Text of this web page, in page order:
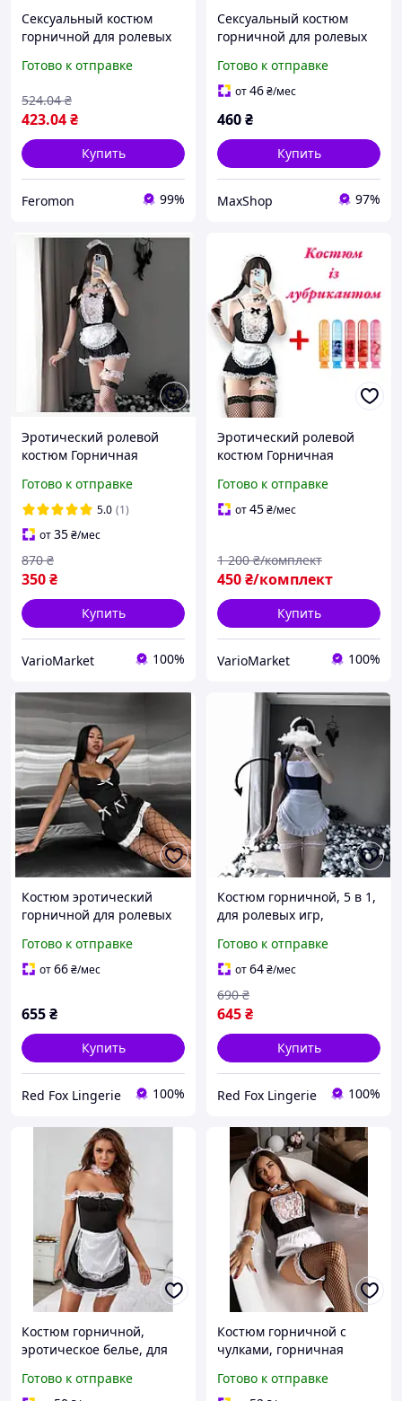
Сексуальный костюм
горничной для ролевых
Maid, фетиш наряд
Готово к отправке
423.04₴
524.04 ₴
Купить
Feromon 99%
Сексуальный костюм
горничной для ролевых
домохозяйки,
Сексуальный костюм
Готово к отправке
от46₴/мес
460₴
Купить
MaxShop 97%
Эротический ролевой
костюм Горничная
женский костюм для
секса и для ролевых игр
Готово к отправке
5.0 (1)
от35₴/мес
350₴
870 ₴
Купить
VarioMarket 100%
Эротический ролевой
костюм Горничная
ролевых игр + Лубрикант
съедобный 80 мл на
Готово к отправке
от45₴/мес
450₴/комплект
1 200 ₴/комплект
Купить
VarioMarket 100%
Костюм эротический
горничной для ролевых
костюм, нижнее белье
эротическое
Готово к отправке
от66₴/мес
655₴
Купить
Red Fox Lingerie 100%
Костюм горничной, 5 в 1,
для ролевых игр,
белье
Готово к отправке
от64₴/мес
645₴
690 ₴
Купить
Red Fox Lingerie 100%
Костюм горничной,
эротическое белье, для
Готово к отправке
Костюм горничной с
чулками, горничная
Готово к отправке